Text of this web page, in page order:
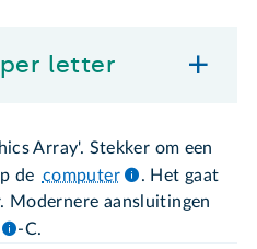
letter
Array'. Stekker om een
de computer
. Het gaat
Modernere aansluitingen
-C.